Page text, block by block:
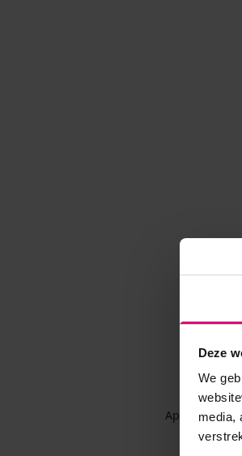
Deze
We
media,
Application